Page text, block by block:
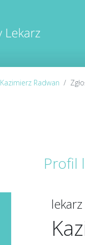
Kazimierz Radwan
Profil